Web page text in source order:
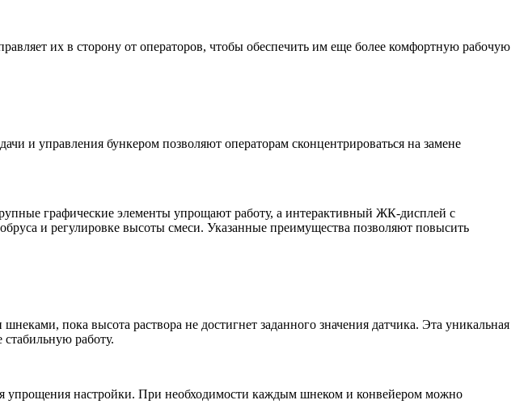
их в сторону от операторов, чтобы обеспечить им еще более комфортную рабочую
и управления бункером позволяют операторам сконцентрироваться на замене
графические элементы упрощают работу, а интерактивный ЖК-дисплей с
и регулировке высоты смеси. Указанные преимущества позволяют повысить
пока высота раствора не достигнет заданного значения датчика. Эта уникальная
стабильную работу.
упрощения настройки. При необходимости каждым шнеком и конвейером можно